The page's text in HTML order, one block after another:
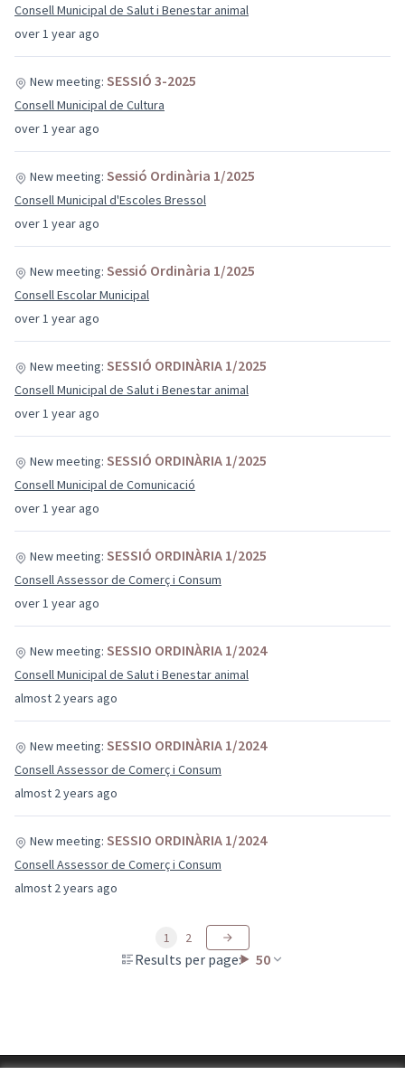
over 1 year ago
Consell Municipal de Salut i Benestar animal
over 1 year ago
New meeting: SESSIÓ 3-2025
Consell Municipal de Cultura
over 1 year ago
New meeting: Sessió Ordinària 1/2025
Consell Municipal d'Escoles Bressol
over 1 year ago
New meeting: Sessió Ordinària 1/2025
Consell Escolar Municipal
over 1 year ago
New meeting: SESSIÓ ORDINÀRIA 1/2025
Consell Municipal de Salut i Benestar animal
over 1 year ago
New meeting: SESSIÓ ORDINÀRIA 1/2025
Consell Municipal de Comunicació
over 1 year ago
New meeting: SESSIÓ ORDINÀRIA 1/2025
Consell Assessor de Comerç i Consum
almost 2 years ago
New meeting: SESSIO ORDINÀRIA 1/2024
Consell Municipal de Salut i Benestar animal
almost 2 years ago
New meeting: SESSIO ORDINÀRIA 1/2024
Consell Assessor de Comerç i Consum
almost 2 years ago
New meeting: SESSIO ORDINÀRIA 1/2024
Consell Assessor de Comerç i Consum
Results per page: 50
1 2